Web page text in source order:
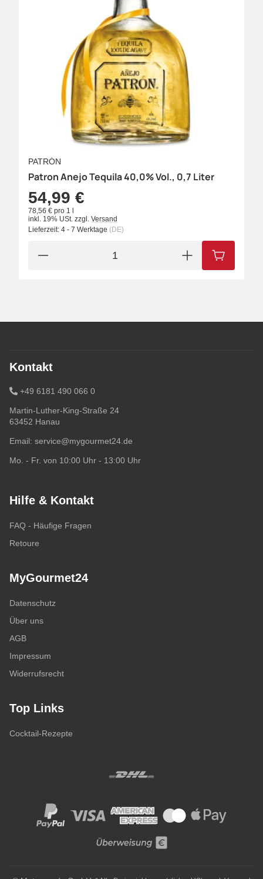
PATRÓN
Patron Anejo Tequila 40,0% Vol., 0,7 Liter
54,99 €
78,56 € pro 1 l
inkl. 19% USt. zzgl. Versand
Lieferzeit: 4 - 7 Werktage (DE)
IN DEN
Kontakt
+49 6181 490 066 0
Martin-Luther-King-Straße 24
63452 Hanau
Email: service@mygourmet24.de
Mo. - Fr. von 10:00 Uhr - 13:00 Uhr
Hilfe & Kontakt
FAQ - Häufige Fragen
Retoure
MyGourmet24
Datenschutz
Über uns
AGB
Impressum
Widerrufsrecht
Top Links
Cocktail-Rezepte